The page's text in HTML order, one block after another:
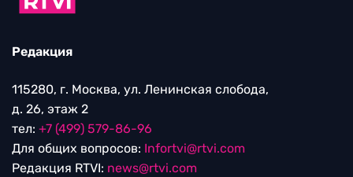
Редакция
115280, г. Москва, ул. Ленинская слобода,
д. 26, этаж 2
тел: +7 (499) 579-86-96
Для общих вопросов: Infortvi@rtvi.com
Редакция RTVI: news@rtvi.com